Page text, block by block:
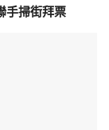
手掃街拜票